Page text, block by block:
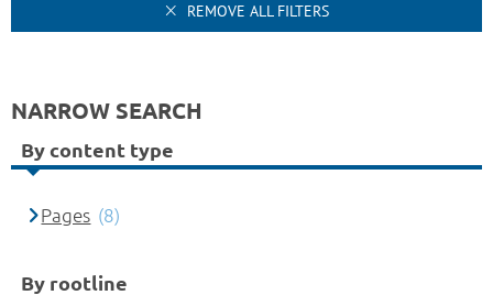
REMOVE ALL FILTERS
NARROW SEARCH
By content type
Pages (8)
By rootline